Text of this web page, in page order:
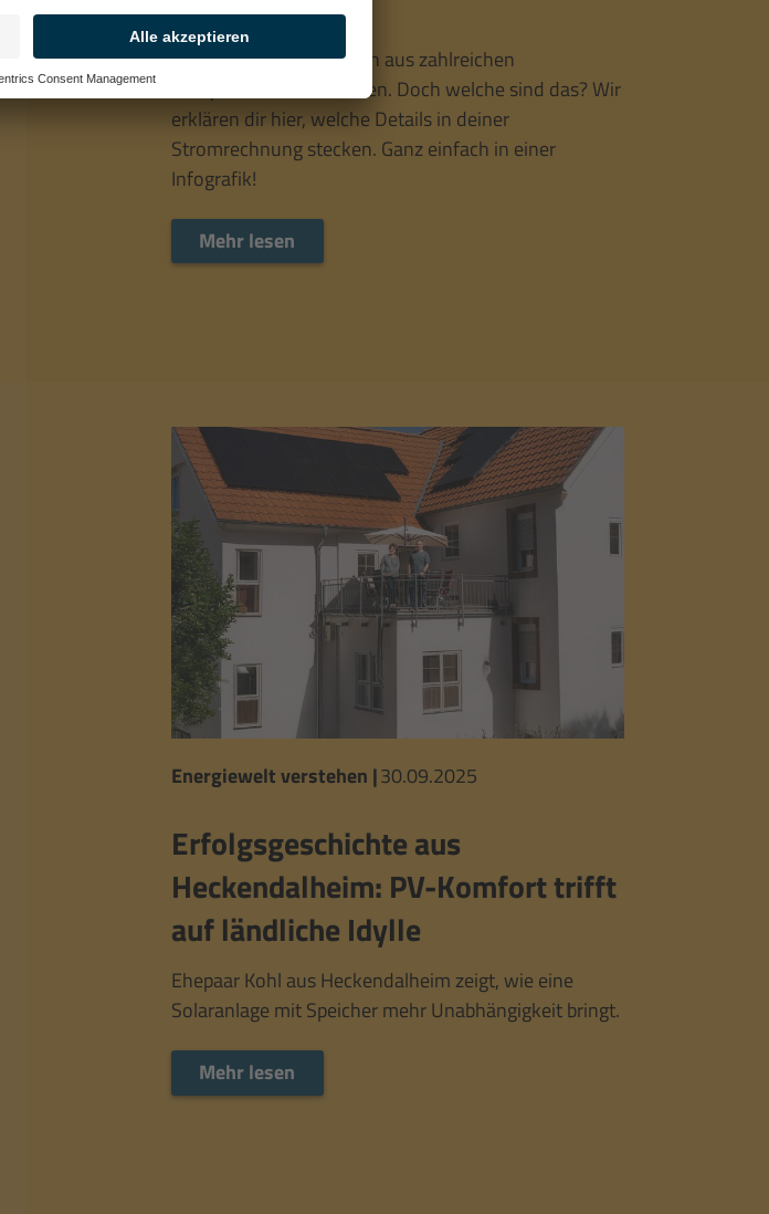
Der Strompreis setzt sich aus zahlreichen
Komponenten zusammen. Doch welche sind das? Wir
erklären dir hier, welche Details in deiner
Stromrechnung stecken. Ganz einfach in einer
Infografik!
Mehr lesen
30.09.2025
Energiewelt verstehen |
Erfolgsgeschichte aus
Heckendalheim: PV-Komfort trifft
auf ländliche Idylle
Ehepaar Kohl aus Heckendalheim zeigt, wie eine
Solaranlage mit Speicher mehr Unabhängigkeit bringt.
Mehr lesen